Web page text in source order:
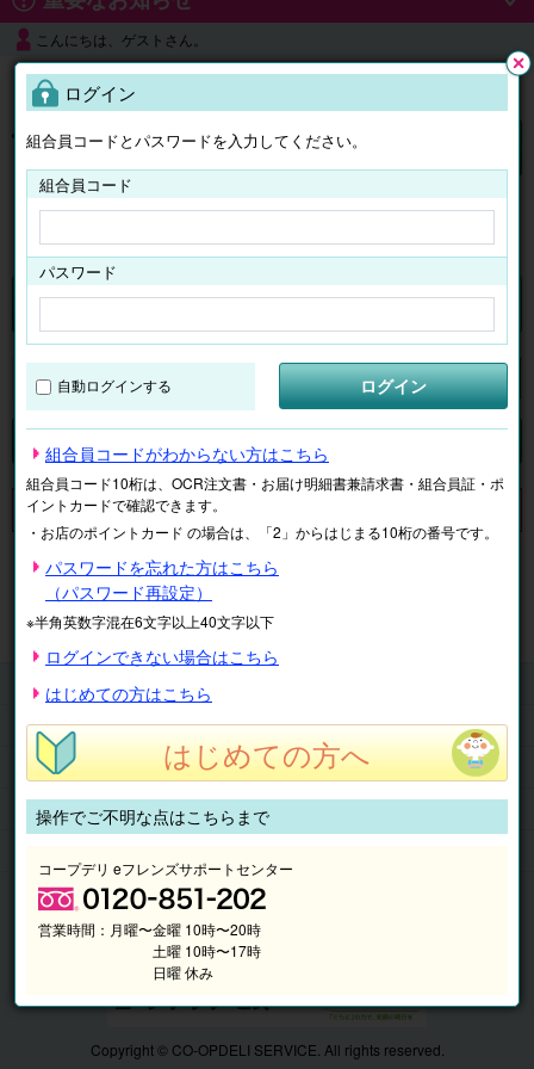
こんにちは、ゲストさん。
よくある質問
ログイン
チケット マイページ
検索
申し訳ございません。 現在、該当商品は、お取扱いしておりません。
マイページ 注文履歴
抽選結果
請求内容
チケット
くらしのサービス
このサイトの使い方
マイページ
Copyright © CO-OPDELI SERVICE. All rights reserved.
ログイン
組合員コードとパスワードを入力してください。
組合員コード
パスワード
自動ログインする ログイン
組合員コードがわからない方はこちら
組合員コード10桁は、OCR注文書・お届け明細書兼請求書・組合員証・ポ
イントカードで確認できます。
・お店のポイントカード の場合は、「2」からはじまる10桁の番号です。
パスワードを忘れた方はこちら
（パスワード再設定）
※半角英数字混在6文字以上40文字以下
ログインできない場合はこちら
はじめての方はこちら
はじめての方へ
操作でご不明な点はこちらまで
コープデリ eフレンズサポートセンター
営業時間： 月曜〜金曜 10時〜20時
土曜 10時〜17時
日曜 休み